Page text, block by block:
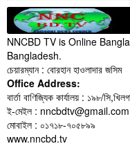
NNCBD TV is Online
Bangladesh.
চেয়ারম্যান : বোরহান হাওলাদার জসিম
Office Address:
বার্তা বাণিজ্যিক কার্যালয় : ১৯৮/
ই-মেইল : nncbdtv@gmail.com
মোবাইল : ০১৭১৮-৭০৫৮৯৯
www.nncbd.tv